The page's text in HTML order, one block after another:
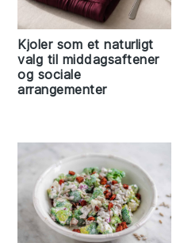
Kjoler som et naturligt
valg til middagsaftener
og sociale
arrangementer